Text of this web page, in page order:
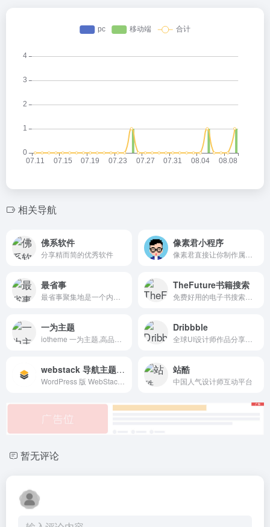
相关导航
佛系软件
分享精而简的优秀软件
像素君小程序
最省事 TheFuture书籍搜索
一为主题 Dribbble
webstack 导航主题开源版 站酷
中国人气设计师互动平台
暂无评论